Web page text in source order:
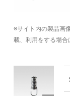
※サイト内の製品画
載、利用をする場合